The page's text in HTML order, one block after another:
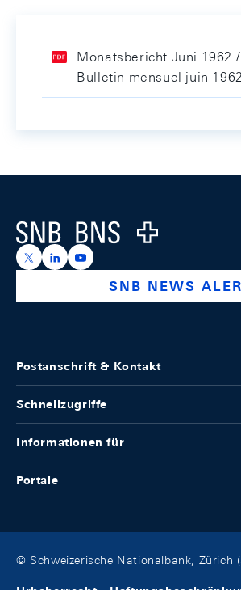
Monatsbericht Juni 1962 /
Bulletin mensuel juin 1962
Logo
https://x.com/snb_bns
https://ch.linkedin.com/
https://
SNB NEWS
Postanschrift & Kontakt
Schnellzugriffe
Informationen für
Portale
© Schweizerische Nationalbank, Zürich